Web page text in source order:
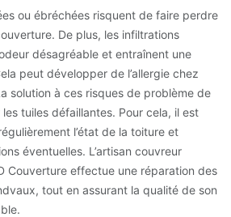
ou ébréchées risquent de faire perdre
De plus, les infiltrations
désagréable et entraînent une
peut développer de l’allergie chez
solution à ces risques de problème de
les tuiles défaillantes. Pour cela, il est
l’état de la toiture et
éventuelles. L’artisan couvreur
Couverture effectue une réparation des
tout en assurant la qualité de son